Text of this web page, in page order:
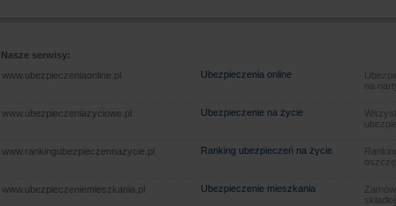
Nasze serwisy:
www.ubezpieczeniaonline.pl
Ubezpieczenia online
na
www.ubezpieczeniazyciowe.pl Ubezpieczenie na życie
www.rankingubezpieczennazycie.pl Ranking ubezpieczeń na życie
www.ubezpieczeniemieszkania.pl Ubezpieczenie mieszkania